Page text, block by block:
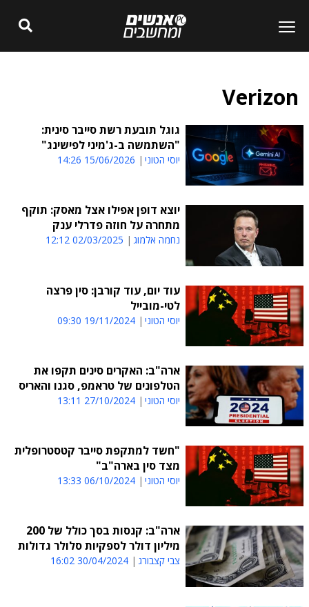
Verizon
גוגל תובעת רשת סייבר סינית:
"השתמשה ב-ג'מיני לפישינג"
יוסי הטוני 15/06/2026 14:26
יוצא דופן אפילו אצל מאסק: תוקף
מתחרה על חוזה פדרלי ענק
נחמה אלמוג 02/03/2025 12:12
עוד יום, עוד קורבן: סין פרצה
לטי-מובייל
יוסי הטוני 19/11/2024 09:30
ארה"ב: האקרים סינים תקפו את
הטלפונים של טראמפ, סגנו והאריס
יוסי הטוני 27/10/2024 13:11
"חשד למתקפת סייבר קטסטרופלית
מצד סין בארה"ב"
יוסי הטוני 06/10/2024 13:33
ארה"ב: קנסות בסך כולל של 200
מיליון דולר לספקיות סלולר גדולות
צבי קצבורג 30/04/2024 16:02